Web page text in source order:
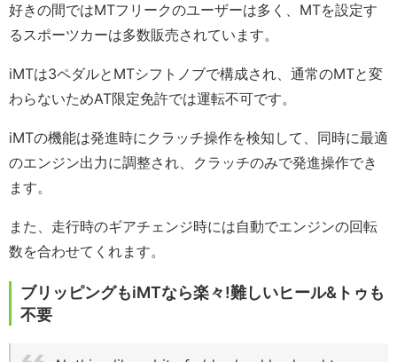
好きの間ではMTフリークのユーザーは多く、MTを設定す
るスポーツカーは多数販売されています。
iMTは3ペダルとMTシフトノブで構成され、通常のMTと変
わらないためAT限定免許では運転不可です。
iMTの機能は発進時にクラッチ操作を検知して、同時に最適
のエンジン出力に調整され、クラッチのみで発進操作でき
ます。
また、走行時のギアチェンジ時には自動でエンジンの回転
数を合わせてくれます。
ブリッピングもiMTなら楽々!難しいヒール&トゥも
不要